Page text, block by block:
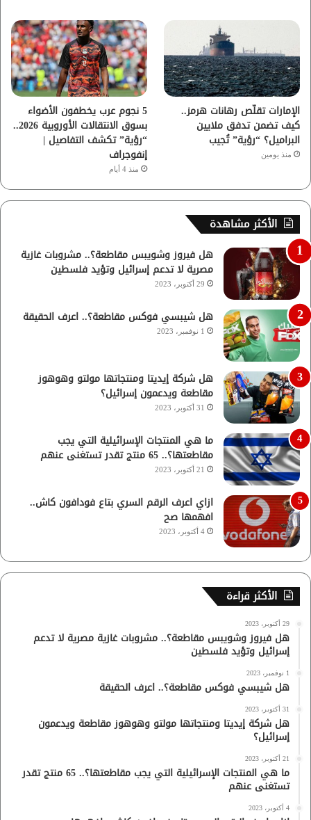
الإمارات تقلّص رهانات هرمز..
كيف تضمن تدفق ملايين
البراميل؟ “رؤية” تُجيب
منذ يومين
5 نجوم عرب يخطفون الأضواء
بسوق الانتقالات الأوروبية 2026..
“رؤية” تكشف التفاصيل |
إنفوجراف
منذ 4 أيام
الأكثر مشاهدة
هل فيروز وشويبس مقاطعة؟.. مشروبات غازية
مصرية لا تدعم إسرائيل وتؤيد فلسطين
29 أكتوبر، 2023
هل شيبسي فوكس مقاطعة؟.. اعرف الحقيقة
1 نوفمبر، 2023
هل شركة إيديتا ومنتجاتها مولتو وهوهوز
مقاطعة ويدعمون إسرائيل؟
31 أكتوبر، 2023
ما هي المنتجات الإسرائيلية التي يجب
مقاطعتها؟.. 65 منتج تقدر تستغنى عنهم
21 أكتوبر، 2023
ازاي اعرف الرقم السري بتاع فودافون كاش..
افهمها صح
4 أكتوبر، 2023
الأكثر قراءة
29 أكتوبر، 2023
هل فيروز وشويبس مقاطعة؟.. مشروبات غازية مصرية لا تدعم
إسرائيل وتؤيد فلسطين
1 نوفمبر، 2023
هل شيبسي فوكس مقاطعة؟.. اعرف الحقيقة
31 أكتوبر، 2023
هل شركة إيديتا ومنتجاتها مولتو وهوهوز مقاطعة ويدعمون
إسرائيل؟
21 أكتوبر، 2023
ما هي المنتجات الإسرائيلية التي يجب مقاطعتها؟.. 65 منتج تقدر
تستغنى عنهم
4 أكتوبر، 2023